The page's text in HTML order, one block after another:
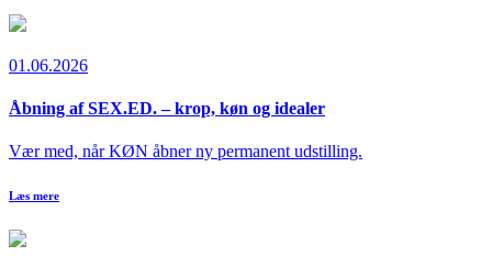
01.06.2026
Åbning af SEX.ED. – krop, køn og idealer
Vær med, når KØN åbner ny permanent udstilling.
Læs mere